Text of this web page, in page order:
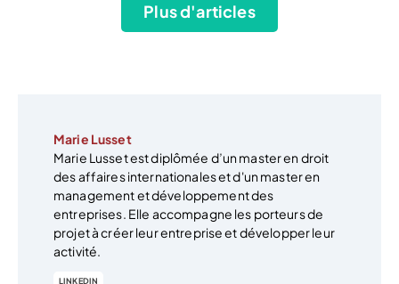
Plus d'articles
Marie Lusset
Marie Lusset est diplômée d’un master en droit
des affaires internationales et d'un master en
management et développement des
entreprises. Elle accompagne les porteurs de
projet à créer leur entreprise et développer leur
activité.
LINKEDIN